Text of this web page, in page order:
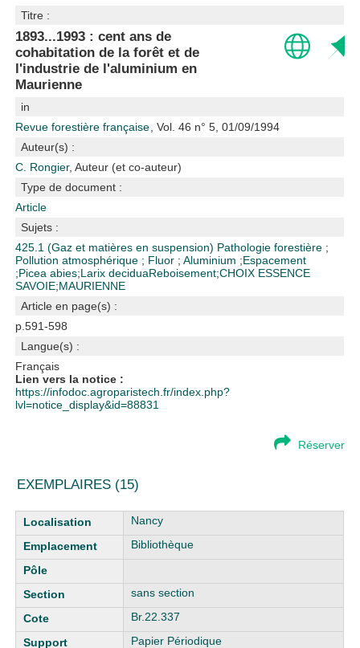
Titre :
1893...1993 : cent ans de
cohabitation de la forêt et de
l'industrie de l'aluminium en
Maurienne
in
Revue forestière française , Vol. 46 n° 5, 01/09/1994
Auteur(s) :
C. Rongier, Auteur (et co-auteur)
Type de document :
Article
Sujets :
425.1 (Gaz et matières en suspension) Pathologie forestière ;
Pollution atmosphérique ; Fluor ;Aluminium ;Espacement
;Picea abies;Larix deciduaReboisement;CHOIX ESSENCE
SAVOIE;MAURIENNE
Article en page(s) :
p.591-598
Langue(s) :
Français
Lien vers la notice :
https://infodoc.agroparistech.fr/index.php?
lvl=notice_display&id=88831
Réserver
EXEMPLAIRES (15)
Liste des exemplaires
Nancy
Bibliothèque
sans section
Br.22.337
Papier Périodique